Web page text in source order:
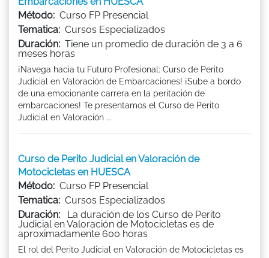
Método: Curso FP Presencial
Tematica: Cursos Especializados
Duración: Tiene un promedio de duración de 3 a 6
meses horas
¡Navega hacia tu Futuro Profesional: Curso de Perito
Judicial en Valoración de Embarcaciones! ¡Sube a bordo
de una emocionante carrera en la peritación de
embarcaciones! Te presentamos el Curso de Perito
Judicial en Valoración ...
Curso de Perito Judicial en Valoración de
Motocicletas en HUESCA
Método: Curso FP Presencial
Tematica: Cursos Especializados
Duración:
La duración de los Curso de Perito
Judicial en Valoración de Motocicletas es de
aproximadamente 600 horas
El rol del Perito Judicial en Valoración de Motocicletas es